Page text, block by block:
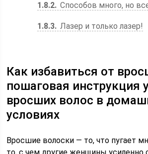
1.8.2 Способов много, но
1.8.3 Лазер и только лазер!
Как избавиться от
пошаговая инструкция
вросших волос в
условиях
Вросшие волоски — то, что пугает